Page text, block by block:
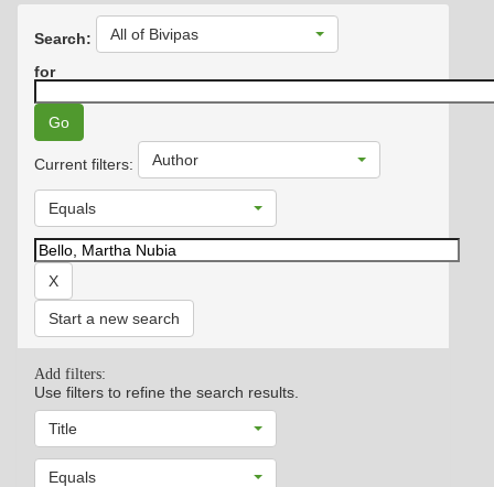
Search: All of Bivipas
for
Current filters: Author
Equals
Start a new search
Add filters:
Use filters to refine the search results.
Title
Equals